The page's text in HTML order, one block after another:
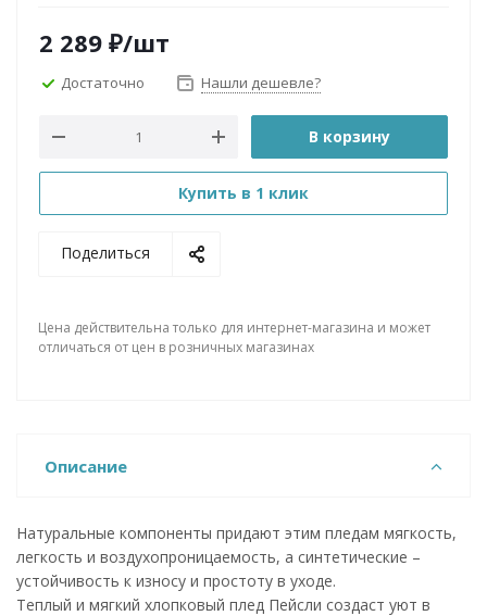
2 289 ₽/шт
Достаточно Нашли дешевле?
В корзину
Купить в 1 клик
Поделиться
Цена действительна только для интернет-магазина и может
отличаться от цен в розничных магазинах
Описание
Натуральные компоненты придают этим пледам мягкость,
легкость и воздухопроницаемость, а синтетические –
устойчивость к износу и простоту в уходе.
Теплый и мягкий хлопковый плед Пейсли создаст уют в